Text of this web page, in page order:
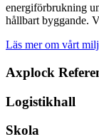
energiförbrukning
hållbart byggande.
Läs mer om vårt
Axplock
Logistikhall
Skola